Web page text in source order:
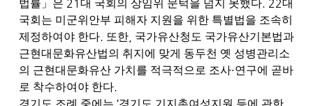
법률 」 은 21 대 국회의 상임위 문턱을 넘지 못했다. 22대
국회는 미군위안부 피해자 지원을 위한 특별법을 조속히
제정하여야 한다. 또한 국가유산청도 국가유산기본법과
근현대문화유산법의 취지에 맞게 동두천 옛 성병관리소
의 근현대문화유산 가치를 적극적으로 조사·연구에 곧바
로 착수하여야 한다.
경기도 조례 중에는 경기도 기지촌여성지원 등에 관한